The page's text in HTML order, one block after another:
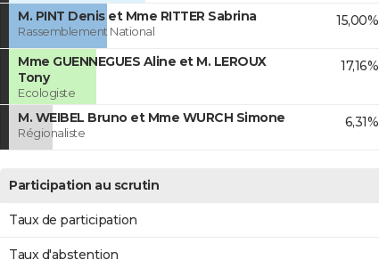
M. PINT Denis et Mme RITTER Sabrina
Rassemblement National
15,00%
Mme GUENNEGUES Aline et M. LEROUX
Tony
Ecologiste
17,16%
M. WEIBEL Bruno et Mme WURCH Simone
Régionaliste
6,31%
Participation au scrutin
Taux de participation
Taux d'abstention